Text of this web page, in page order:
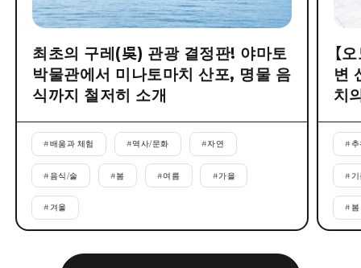
최초의 구레(吳) 관광 결정판! 야마토
박물관에서 미나토마치 산포, 명물 음
식까지 철저히 소개
#배움과 체험 #역사/문화 #자연
#음식/술 #봄 #여름 #가을
# 겨울
【
변
치
#
#
#봄